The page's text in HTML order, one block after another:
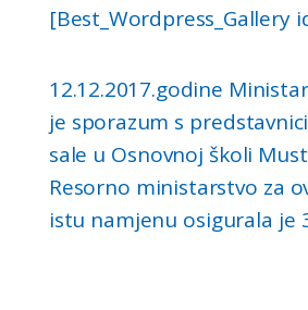
[Best_Wordpress_Gallery
12.12.2017.godine
je sporazum s
sale u Osnovnoj školi
Resorno ministarstvo za
istu namjenu osigurala je